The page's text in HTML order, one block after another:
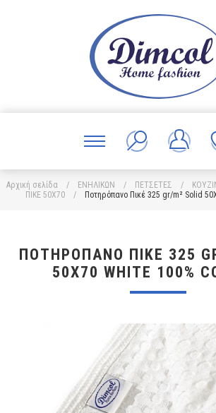
Αρχική σελίδα / ΕΝΗΛΙΚΩΝ / ΠΕΤΣΕΤΕΣ /
ΠΙΚΕ 50X70
/ Ποτηρόπανο Πικέ 325 gr/m² Solid
ΠΟΤΗΡΌΠΑΝΟ ΠΙΚΈ 325
50X70 WHITE 100%